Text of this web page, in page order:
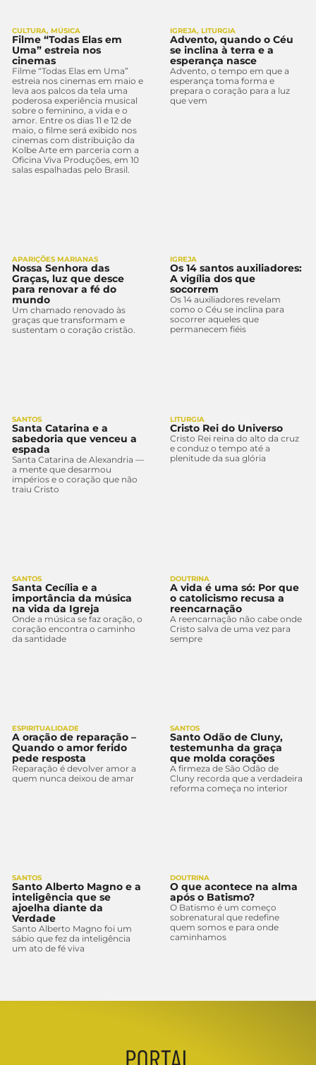
CULTURA, MÚSICA
Filme “Todas Elas em
Uma” estreia nos
cinemas
Filme “Todas Elas em Uma”
estreia nos cinemas em maio e
leva aos palcos da tela uma
poderosa experiência musical
sobre o feminino, a vida e o
amor. Entre os dias 11 e 12 de
maio, o filme será exibido nos
cinemas com distribuição da
Kolbe Arte em parceria com a
Oficina Viva Produções, em 10
salas espalhadas pelo Brasil.
IGREJA, LITURGIA
Advento, quando o Céu
se inclina à terra e a
esperança nasce
Advento, o tempo em que a
esperança toma forma e
prepara o coração para a luz
que vem
APARIÇÕES MARIANAS
Nossa Senhora das
Graças, luz que desce
para renovar a fé do
mundo
Um chamado renovado às
graças que transformam e
sustentam o coração cristão.
IGREJA
Os 14 santos auxiliadores:
A vigília dos que
socorrem
Os 14 auxiliadores revelam
como o Céu se inclina para
socorrer aqueles que
permanecem fiéis
SANTOS
Santa Catarina e a
sabedoria que venceu a
espada
Santa Catarina de Alexandria —
a mente que desarmou
impérios e o coração que não
traiu Cristo
LITURGIA
Cristo Rei do Universo
Cristo Rei reina do alto da cruz
e conduz o tempo até a
plenitude da sua glória
SANTOS
Santa Cecília e a
importância da música
na vida da Igreja
Onde a música se faz oração, o
coração encontra o caminho
da santidade
DOUTRINA
A vida é uma só: Por que
o catolicismo recusa a
reencarnação
A reencarnação não cabe onde
Cristo salva de uma vez para
sempre
ESPIRITUALIDADE
A oração de reparação –
Quando o amor ferido
pede resposta
Reparação é devolver amor a
quem nunca deixou de amar
SANTOS
Santo Odão de Cluny,
testemunha da graça
que molda corações
A firmeza de São Odão de
Cluny recorda que a verdadeira
reforma começa no interior
SANTOS
Santo Alberto Magno e a
inteligência que se
ajoelha diante da
Verdade
Santo Alberto Magno foi um
sábio que fez da inteligência
um ato de fé viva
DOUTRINA
O que acontece na alma
após o Batismo?
O Batismo é um começo
sobrenatural que redefine
quem somos e para onde
caminhamos